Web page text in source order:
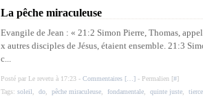
La pêche miraculeuse
Evangile de Jean : « 21:2 Simon Pierre, Thomas,
x autres disciples de Jésus, étaient ensemble. 21:3
c...
Posté par Le revetu à 17:23 - Commentaires [ ] - Permalien [#]
Tags: soleil do pêche miraculeuse fondamentale quinte juste